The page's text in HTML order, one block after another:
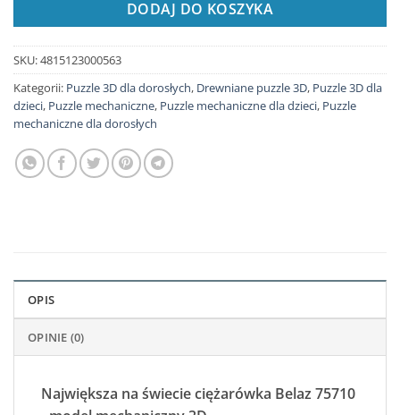
DODAJ DO KOSZYKA
SKU:4815123000563
Kategorii: Puzzle 3D dla dorosłych, Drewniane puzzle 3D, Puzzle 3D dla
dzieci, Puzzle mechaniczne, Puzzle mechaniczne dla dzieci, Puzzle
mechaniczne dla dorosłych
OPIS
OPINIE (0)
Największa na świecie ciężarówka Belaz 75710